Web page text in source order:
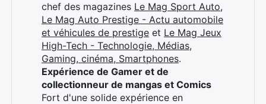
chef des magazines Le Mag Sport Auto,
Le Mag Auto Prestige - Actu automobile
et véhicules de prestige et Le Mag Jeux
High-Tech - Technologie, Médias,
Gaming, cinéma, Smartphones.
Expérience de Gamer et de
collectionneur de mangas et Comics
Fort d'une solide expérience en